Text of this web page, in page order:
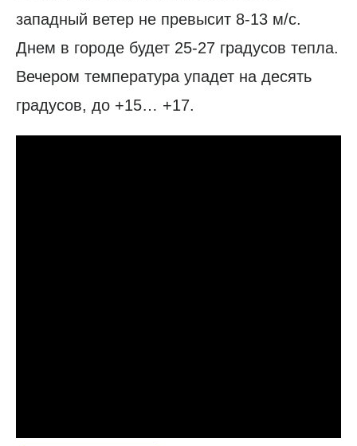
западный ветер не превысит 8-13 м/с.
Днем в городе будет 25-27 градусов тепла.
Вечером температура упадет на десять
градусов, до +15… +17.